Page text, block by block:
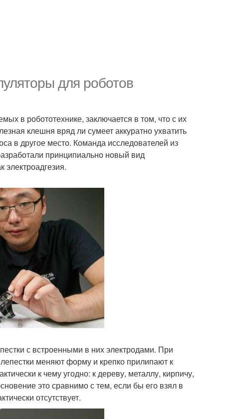
для роботов
в робототехнике, заключается в том, что с их
клешня вряд ли сумеет аккуратно ухватить
в другое место. Команда исследователей из
принципиально новый вид
электроадгезия.
с встроенными в них электродами. При
меняют форму и крепко прилипают к
к чему угодно: к дереву, металлу, кирпичу,
это сравнимо с тем, если бы его взял в
отсутствует.